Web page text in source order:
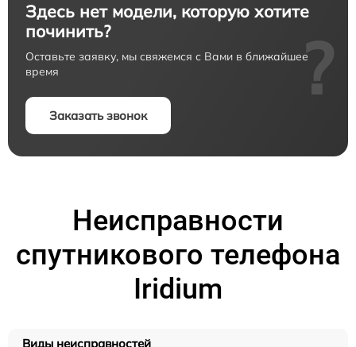
Здесь нет модели, которую хотите
починить?
Оставьте заявку, мы свяжемся с Вами в ближайшее
время
Заказать звонок
?
Неисправности
спутникового телефона
Iridium
Виды неисправностей